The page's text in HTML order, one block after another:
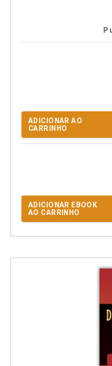
ADICIONAR AO
CARRINHO
ADICIONAR EBOOK
AO CARRINHO